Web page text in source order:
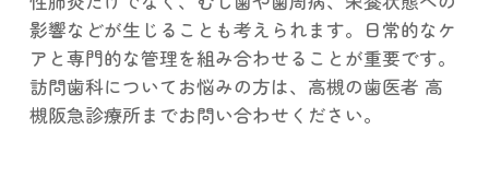
影響などが生じることも考えられます。日常的なケ
アと専門的な管理を組み合わせることが重要です。
訪問歯科についてお悩みの方は、高槻の歯医者 高
槻阪急診療所までお問い合わせください。